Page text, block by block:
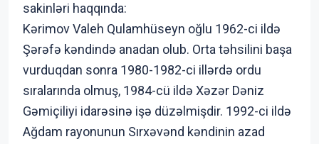
sakinləri haqqında:
Kərimov Valeh Qulamhüseyn oğlu 1962-ci ildə
Şərəfə kəndində anadan olub. Orta təhsilini başa
vurduqdan sonra 1980-1982-ci illərdə ordu
sıralarında olmuş, 1984-cü ildə Xəzər Dəniz
Gəmiçiliyi idarəsinə işə düzəlmişdir. 1992-ci ildə
Ağdam rayonunun Sırxəvənd kəndinin azad